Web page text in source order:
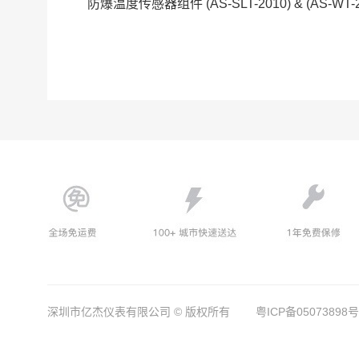
防爆温度传感器组件 (AS-SLT-2010) & (AS-WT-
深圳市亿杰仪表有限公司 © 版权所有 粤ICP备05073898号